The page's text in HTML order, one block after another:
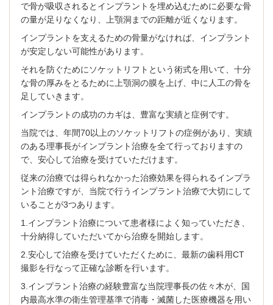
で骨が吸収されるとインプラントを埋め込むために必要な骨
の量が足りなくなり、上顎洞までの距離が近くなります。
インプラントを支えるための骨量がなければ、インプラント
が安定しない可能性があります。
それを防ぐためにソケットリフトという術式を用いて、十分
な骨の厚みをとるために上顎洞の膜を上げ、中に人工の骨を
足していきます。
インプラントの成功のカギは、豊富な実績と症例です。
当院では、年間70以上のソケットリフトの症例があり、実績
のある理事長がインプラント治療を全て行っておりますの
で、安心して治療を受けていただけます。
従来の治療では得られなかった治療効果を得られるインプラ
ント治療ですが、当院で行うインプラント治療で大切にして
いることが3つあります。
1.インプラント治療について患者様によく知っていただき、
十分納得していただいてから治療を開始します。
2.安心して治療を受けていただくために、最新の歯科用CT
撮影を行なって正確な診断を行います。
3.インプラント治療の経験豊富な当院理事長の佐々木が、国
内最高水準の衛生管理基準で消毒・滅菌した医療機器を用い